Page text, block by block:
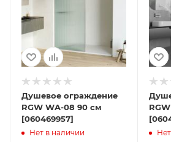
Душевое ограждение
RGW WA-08 90 см
[060469957]
Нет в наличии